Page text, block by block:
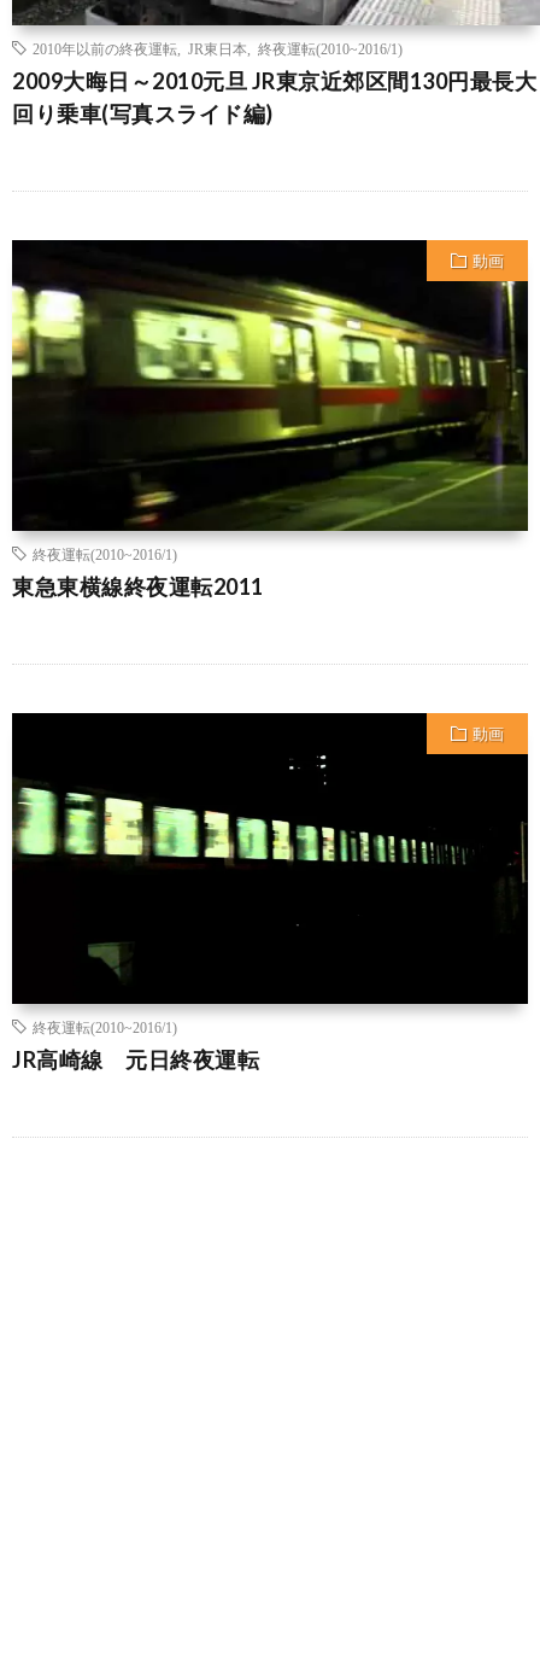
2010年以前の終夜運転 JR東日本 終夜運転(2010~2016/1)
2009大晦日～2010元旦 JR東京近郊区間130円最長大
回り乗車(写真スライド編)
動画
終夜運転(2010~2016/1)
東急東横線終夜運転2011
動画
終夜運転(2010~2016/1)
JR高崎線 元日終夜運転